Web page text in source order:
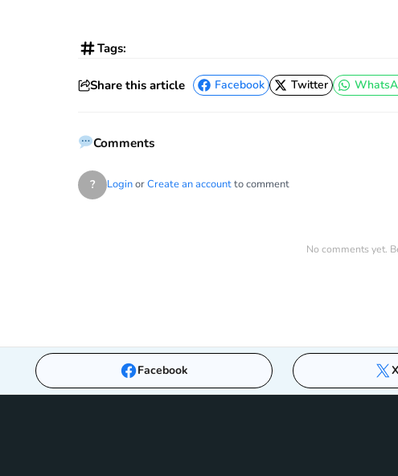
Tags:
Share this article
Facebook
Facebook
Twitter
Twitter
Comments
? LoginorCreate an accountto comment
No comments yet.
Facebook